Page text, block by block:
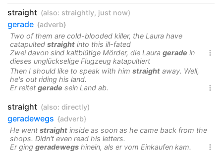
straight (also: straightly, just now)
gerade {adverb}
Two of them are cold-blooded killer, the Laura have
catapulted straight into this ill-fated

Zwei davon sind kaltblütige Mörder, die Laura gerade in
dieses unglückselige Flugzeug katapultiert
Then I should like to speak with him straight away. Well,
he's out riding his land.

Er reitet gerade sein Land ab.
straight (also: directly)
geradewegs {adverb}
He went straight inside as soon as he came back from the
shops. Didn't even read his letters.

Er ging geradewegs hinein, als er vom Einkaufen kam.